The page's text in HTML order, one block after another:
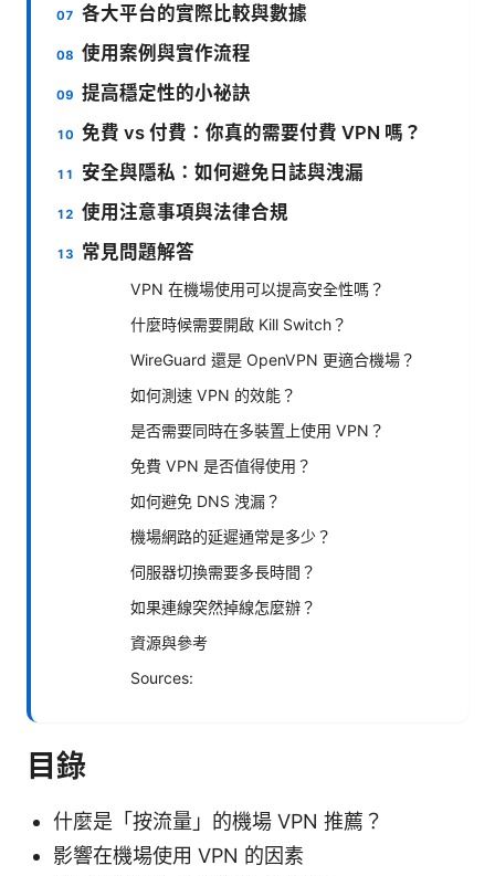
各大平台的實際比較與數據
使用案例與實作流程
提高穩定性的小祕訣
免費 vs 付費：你真的需要付費 VPN 嗎？
安全與隱私：如何避免日誌與洩漏
使用注意事項與法律合規
常見問題解答
VPN 在機場使用可以提高安全性嗎？
什麼時候需要開啟 Kill Switch？
WireGuard 還是 OpenVPN 更適合機場？
如何測速 VPN 的效能？
是否需要同時在多裝置上使用 VPN？
免費 VPN 是否值得使用？
如何避免 DNS 洩漏？
機場網路的延遲通常是多少？
伺服器切換需要多長時間？
如果連線突然掉線怎麼辦？
資源與參考
Sources:
目錄
什麼是「按流量」的機場 VPN 推薦？
影響在機場使用 VPN 的因素